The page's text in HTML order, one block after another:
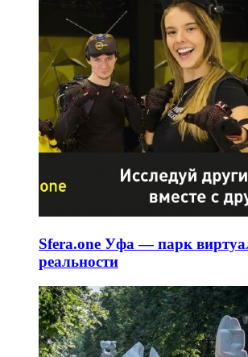
Sfera.one Уфа — парк
реальности